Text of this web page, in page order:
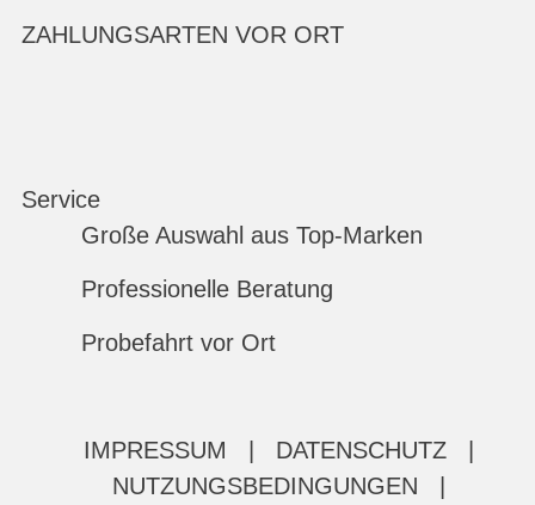
ZAHLUNGSARTEN VOR ORT
Service
Große Auswahl aus Top-Marken
Professionelle Beratung
Probefahrt vor Ort
IMPRESSUM DATENSCHUTZ
NUTZUNGSBEDINGUNGEN